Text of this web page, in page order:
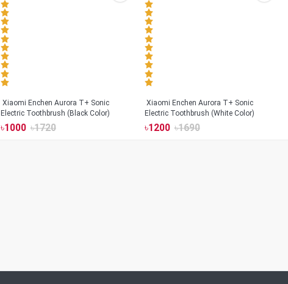
Xiaomi Enchen Aurora T+ Sonic
Electric Toothbrush (Black Color)
৳1000 ৳1720
Xiaomi Enchen Aurora T+ Sonic
Electric Toothbrush (White Color)
৳1200 ৳1690